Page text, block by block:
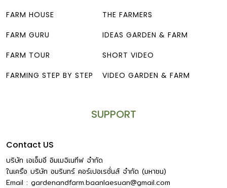
FARM HOUSE
FARM GURU
FARM TOUR
FARMING STEP BY STEP
THE FARMERS
IDEAS GARDEN & FARM
SHORT VIDEO
VIDEO GARDEN & FARM
SUPPORT
Contact US
บริษัท เอเอ็มอี อิมเมจิเนทีฟ จำกัด
ในเครือ บริษัท อมรินทร์ คอร์เปอเรชั่นส์ จำกัด (มหาชน)
Email : gardenandfarm.baanlaesuan@gmail.com